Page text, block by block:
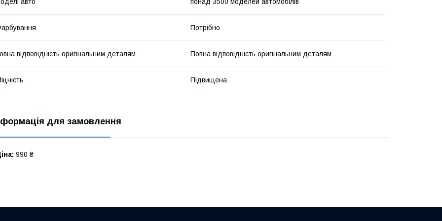
Потрібно
відповідність оригінальним деталям Повна відповідність оригінальним деталям
Підвищена
для замовлення
990 ₴